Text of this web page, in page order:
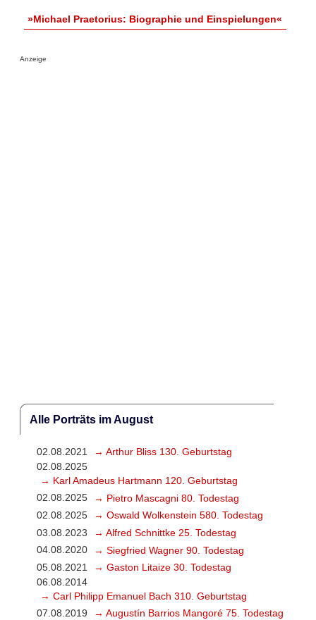
»Michael Praetorius: Biographie und Einspielungen«
Anzeige
Alle Porträts im August
02.08.2021
→ Arthur Bliss 130. Geburtstag
02.08.2025
→ Karl Amadeus Hartmann 120. Geburtstag
02.08.2025
→ Pietro Mascagni 80. Todestag
02.08.2025
→ Oswald Wolkenstein 580. Todestag
03.08.2023
→ Alfred Schnittke 25. Todestag
04.08.2020
→ Siegfried Wagner 90. Todestag
05.08.2021
→ Gaston Litaize 30. Todestag
06.08.2014
→ Carl Philipp Emanuel Bach 310. Geburtstag
07.08.2019
→ Augustín Barrios Mangoré 75. Todestag